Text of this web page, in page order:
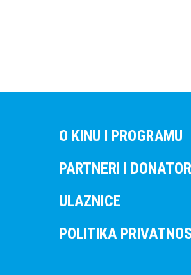
O KINU I PROGRAMU
PARTNERI I
ULAZNICE
POLITIKA